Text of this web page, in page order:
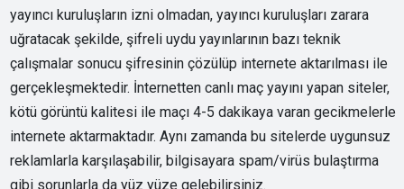
yayıncı kuruluşların izni olmadan, yayıncı kuruluşları zarara
uğratacak şekilde, şifreli uydu yayınlarının bazı teknik
çalışmalar sonucu şifresinin çözülüp internete aktarılması ile
gerçekleşmektedir. İnternetten canlı maç yayını yapan siteler,
kötü görüntü kalitesi ile maçı 4-5 dakikaya varan gecikmelerle
internete aktarmaktadır. Aynı zamanda bu sitelerde uygunsuz
reklamlarla karşılaşabilir, bilgisayara spam/virüs bulaştırma
gibi sorunlarla da yüz yüze gelebilirsiniz.